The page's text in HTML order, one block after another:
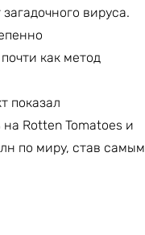
вируса.
как метод
показал
Rotten Tomatoes и
по миру, став самым